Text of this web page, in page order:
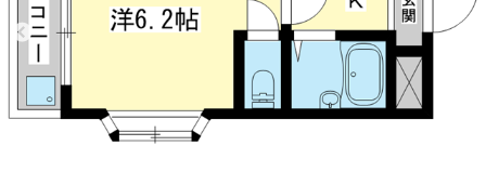
積水ハウス Sha Maison 特集 (奈良南部)
路線·駅から探す
地域から探す